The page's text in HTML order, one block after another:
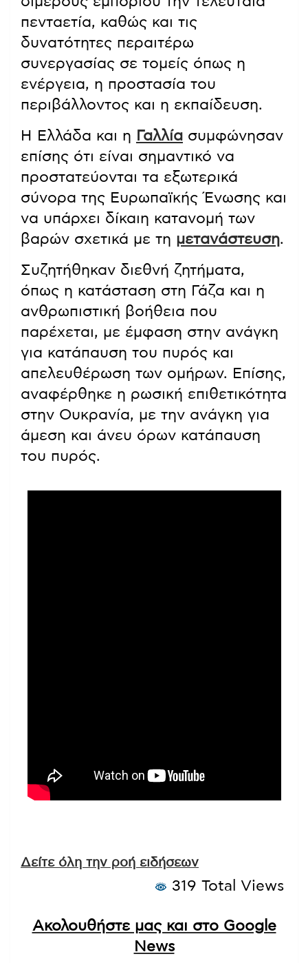
πενταετία, καθώς και τις
δυνατότητες περαιτέρω
συνεργασίας σε τομείς όπως η
ενέργεια, η προστασία του
περιβάλλοντος και η εκπαίδευση.
Η Ελλάδα και η Γαλλία συμφώνησαν
επίσης ότι είναι σημαντικό να
προστατεύονται τα εξωτερικά
σύνορα της Ευρωπαϊκής Ένωσης και
να υπάρχει δίκαιη κατανομή των
βαρών σχετικά με τη μετανάστευση.
Συζητήθηκαν διεθνή ζητήματα,
όπως η κατάσταση στη Γάζα και η
ανθρωπιστική βοήθεια που
παρέχεται, με έμφαση στην ανάγκη
για κατάπαυση του πυρός και
απελευθέρωση των ομήρων. Επίσης,
αναφέρθηκε η ρωσική επιθετικότητα
στην Ουκρανία, με την ανάγκη για
άμεση και άνευ όρων κατάπαυση
του πυρός.
Δείτε όλη την ροή ειδήσεων
319 Total Views
Ακολουθήστε μας και στο Google
News